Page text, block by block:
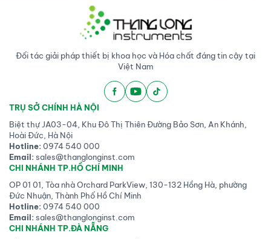
Đối tác giải pháp thiết bị khoa học và Hóa chất đáng tin cậy tại
Việt Nam
TRỤ SỞ CHÍNH HÀ NỘI
Biệt thự JA03-04, Khu Đô Thị Thiên Đường Bảo Sơn, An Khánh,
Hoài Đức, Hà Nội
Hotline:0974 540 000
Email:sales@thanglonginst.com
CHI NHÁNH TP.HỒ CHÍ MINH
OP 01 01, Tòa nhà Orchard ParkView, 130-132 Hồng Hà, phường
Đức Nhuận, Thành Phố Hồ Chí Minh
Hotline:0974 540 000
Email:sales@thanglonginst.com
CHI NHÁNH TP.ĐÀ NẴNG